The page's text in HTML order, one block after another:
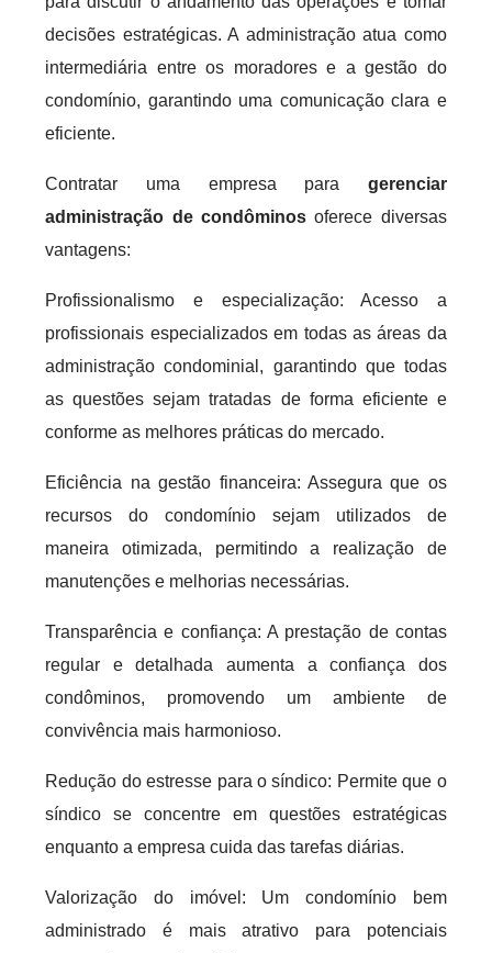
decisões estratégicas. A administração atua como
intermediária entre os moradores e a gestão do
condomínio, garantindo uma comunicação clara e
eficiente.
Contratar uma empresa para gerenciar
administração de condôminos oferece diversas
vantagens:
Profissionalismo e especialização: Acesso a
profissionais especializados em todas as áreas da
administração condominial, garantindo que todas
as questões sejam tratadas de forma eficiente e
conforme as melhores práticas do mercado.
Eficiência na gestão financeira: Assegura que os
recursos do condomínio sejam utilizados de
maneira otimizada, permitindo a realização de
manutenções e melhorias necessárias.
Transparência e confiança: A prestação de contas
regular e detalhada aumenta a confiança dos
condôminos, promovendo um ambiente de
convivência mais harmonioso.
Redução do estresse para o síndico: Permite que o
síndico se concentre em questões estratégicas
enquanto a empresa cuida das tarefas diárias.
Valorização do imóvel: Um condomínio bem
administrado é mais atrativo para potenciais